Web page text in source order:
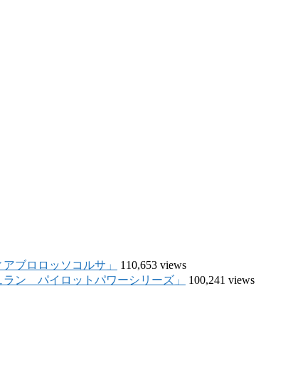
ブロロッソコルサ」
110,653 views
ン パイロットパワーシリーズ」
100,241 views